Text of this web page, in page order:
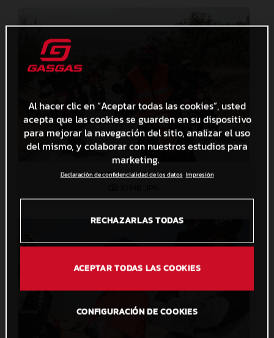
UNITED IN DIRT 2022
Al hacer clic en “Aceptar todas las cookies”, usted
acepta que las cookies se guarden en su dispositivo
para mejorar la navegación del sitio, analizar el uso
del mismo, y colaborar con nuestros estudios para
marketing.
Declaración de confidencialidad de los datos Impresión
RECHAZARLAS TODAS
ACEPTAR TODAS LAS COOKIES
CONFIGURACIÓN DE COOKIES